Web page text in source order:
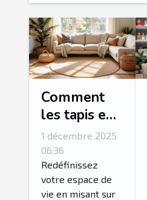
Comment
les tapis en
jute peuvent
transformer
votre
intérieur ?
1 décembre 2025
06:36
Redéfinissez
votre espace de
vie en misant sur